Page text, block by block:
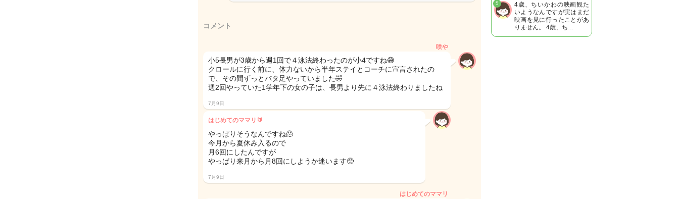
コメント
咲や
小5長男が3歳から週1回で４泳法終わったのが小4ですね😅
クロールに行く前に、体力ないから半年ステイとコーチに宣言されたの
で、その間ずっとバタ足やっていました🤣
週2回やっていた1学年下の女の子は、長男より先に４泳法終わりましたね
7月9日
はじめてのママリ🔰
やっぱりそうなんですね🫠
今月から夏休み入るので
月6回にしたんですが
やっぱり来月から月8回にしようか迷います🥺
7月9日
はじめてのママリ
4歳、ちいかわの映画観た
いようなんですが実はまだ
映画を見に行ったことがあ
りません。 4歳、ち…
5